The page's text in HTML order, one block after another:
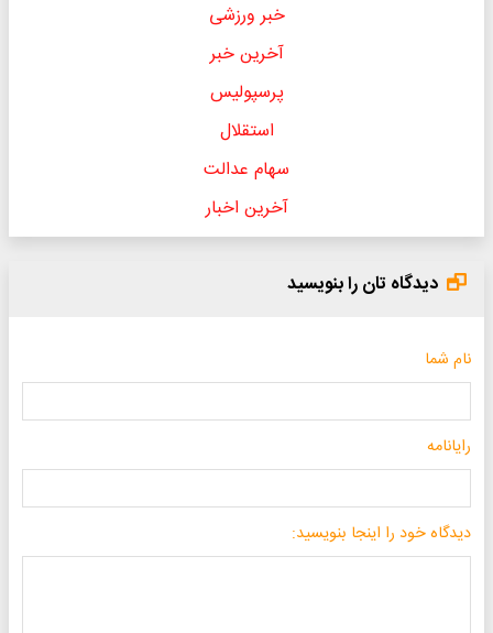
خبر ورزشی
آخرین خبر
پرسپولیس
استقلال
سهام عدالت
آخرین اخبار
دیدگاه تان را بنویسید
نام شما
رایانامه
دیدگاه خود را اینجا بنویسید: